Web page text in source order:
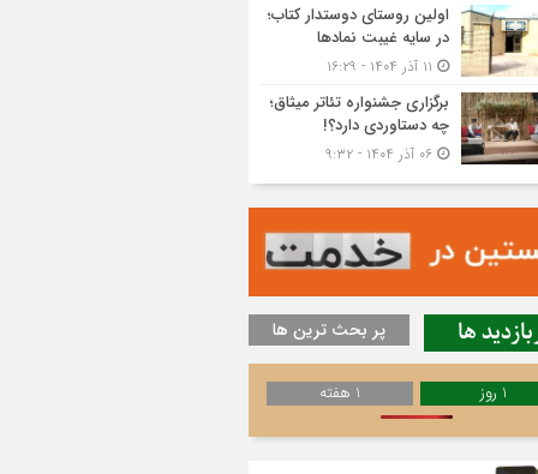
اولین روستای دوستدار کتاب؛
در سایه غیبت نمادها
برگزاری جشنواره تئاتر میثاق؛
چه دستاوردی دارد؟!
ها پر بحث ترین ها
1 روز 1 هفته